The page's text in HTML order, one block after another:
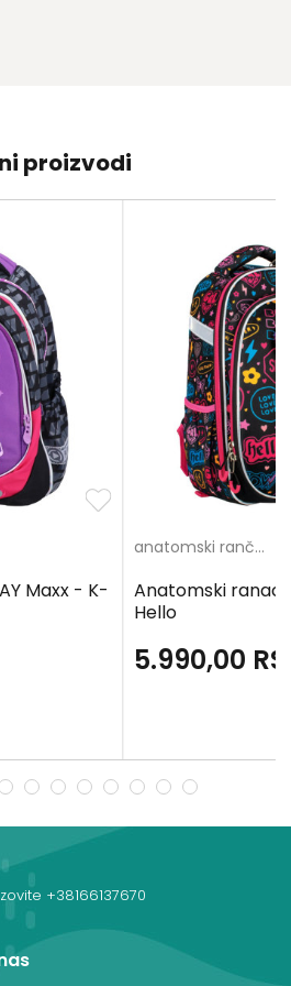
proizvodi
Maxx - K-
anatomski rančevi
Anatomski ranac
Hello
5.990,00
5 6 7 8 9 10 11 12
+38166137670